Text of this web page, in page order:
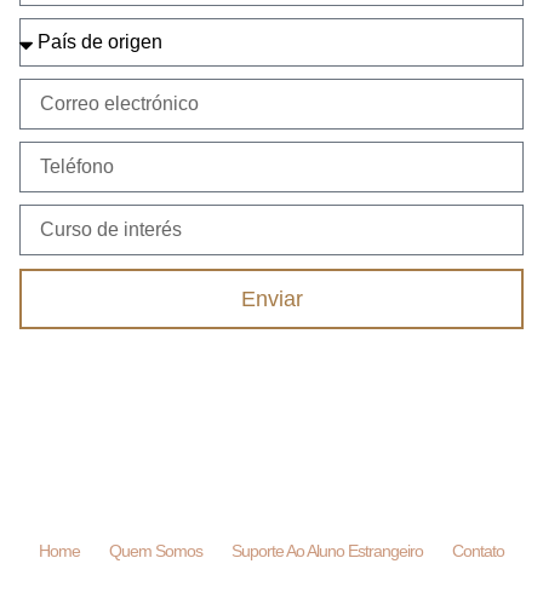
Enviar
Home Quem Somos Suporte Ao Aluno Estrangeiro Contato